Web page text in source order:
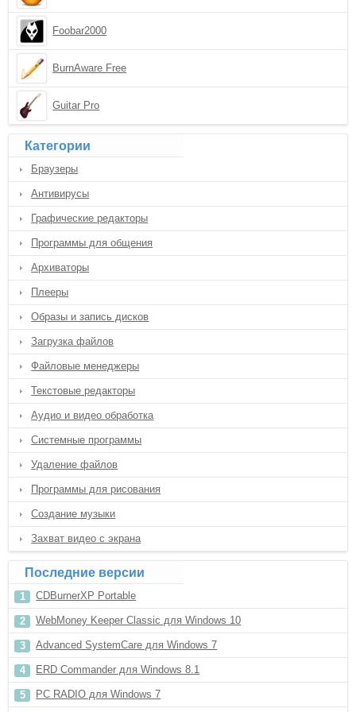
Foobar2000
BurnAware Free
Guitar Pro
Категории
Браузеры
Антивирусы
Графические редакторы
Программы для общения
Архиваторы
Плееры
Образы и запись дисков
Загрузка файлов
Файловые менеджеры
Текстовые редакторы
Аудио и видео обработка
Системные программы
Удаление файлов
Программы для рисования
Создание музыки
Захват видео с экрана
Последние версии
CDBurnerXP Portable
WebMoney Keeper Classic для Windows 10
Advanced SystemCare для Windows 7
ERD Commander для Windows 8.1
PC RADIO для Windows 7